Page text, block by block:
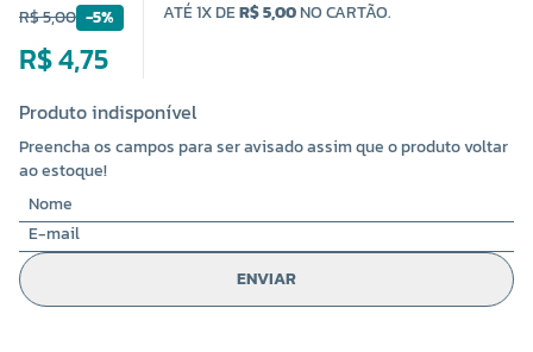
R$ 5,00 -5%
R$ 4,75
ATÉ 1X DER$ 5,00NO CARTÃO.
Produto indisponível
Preencha os campos para ser avisado assim que o produto voltar
ao estoque!
ENVIAR